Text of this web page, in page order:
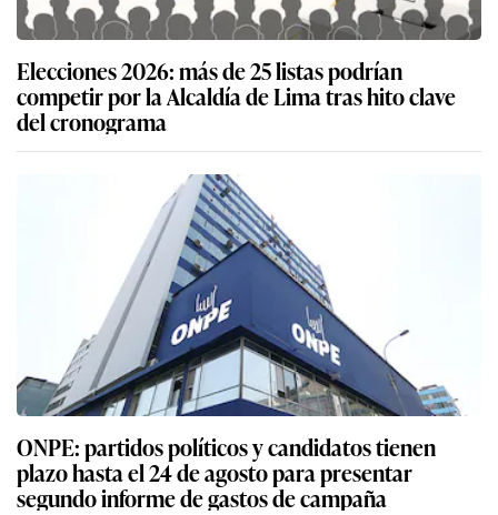
Elecciones 2026: más de 25 listas podrían
competir por la Alcaldía de Lima tras hito clave
del cronograma
ONPE: partidos políticos y candidatos tienen
plazo hasta el 24 de agosto para presentar
segundo informe de gastos de campaña